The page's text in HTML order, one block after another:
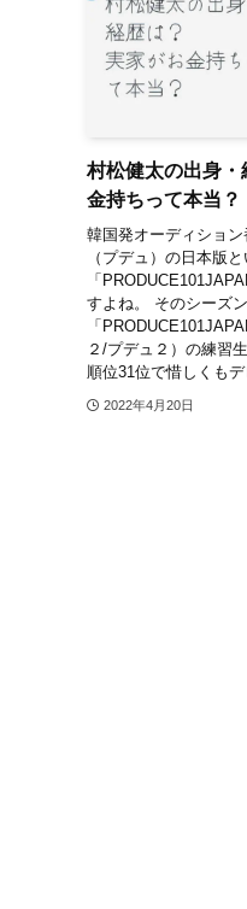
村松健太の出身
金持ちって本当？
韓国発オーディション
（プデュ）の日本版
「
すよね。 そのシーズ
「
２/プデュ２）の練習
順位31位で惜しくもデ
2022年4月20日